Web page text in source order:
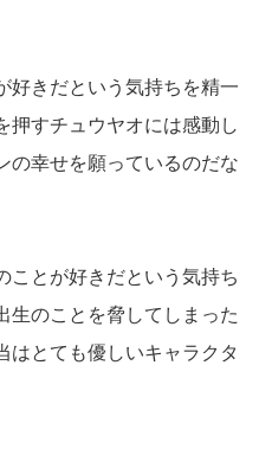
好きだという気持ちを精一
押すチュウヤオには感動し
の幸せを願っているのだな
ことが好きだという気持ち
生のことを脅してしまった
はとても優しいキャラクタ